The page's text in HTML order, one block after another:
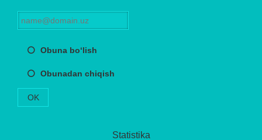
Obuna bo‘lish
Obunadan chiqish
OK
Statistika